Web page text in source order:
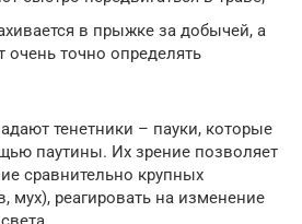
в прыжке за добычей, а
очень точно определять
тенетники – пауки, которые
паутины. Их зрение позволяет
сравнительно крупных
мух), реагировать на изменение